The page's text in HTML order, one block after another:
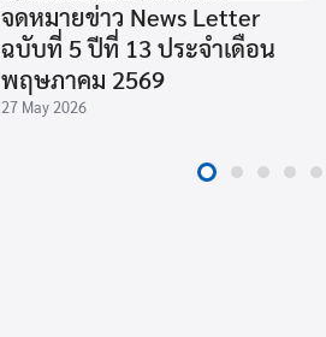
จดหมายข่าว News Letter
ฉบับที่ 5 ปีที่ 13 ประจำเดือน
พฤษภาคม 2569
27 May 2026